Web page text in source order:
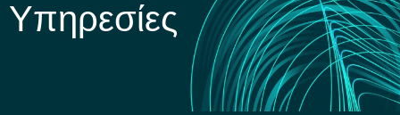
Υπηρεσίες